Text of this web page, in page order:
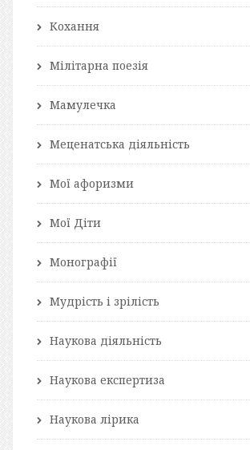
Кохання
Мілітарна поезія
Мамулечка
Меценатська діяльність
Мої афоризми
Мої Діти
Монографії
Мудрість і зрілість
Наукова діяльність
Наукова експертиза
Наукова лірика